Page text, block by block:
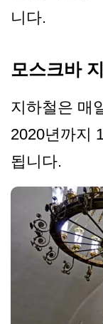
니다.
모스크바
지하철은 매
2020년까지
됩니다.